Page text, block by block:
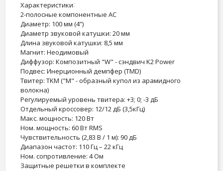
Характеристики:
2-полосные компонентные АС
Диаметр: 100 мм (4”)
Диаметр звуковой катушки: 20 мм
Длина звуковой катушки: 8,5 мм
Магнит: Неодимовый
Диффузор: Композитный "W" - сэндвич K2 Power
Подвес: Инерционный демпфер (TMD)
Твитер: TKM ("М" - образный купол из арамидного
волокна)
Регулируемый уровень твитера: +3; 0; -3 дБ
Отдельный кроссовер: 12/12 дБ (3,5кГц)
Макс. мощность: 120 Вт
Ном. мощность: 60 Вт RMS
Чувствительность (2,83 В / 1 м): 90 дБ
Диапазон частот: 110 Гц – 22 кГц
Ном. сопротивление: 4 Ом
Защитные решетки в комплекте